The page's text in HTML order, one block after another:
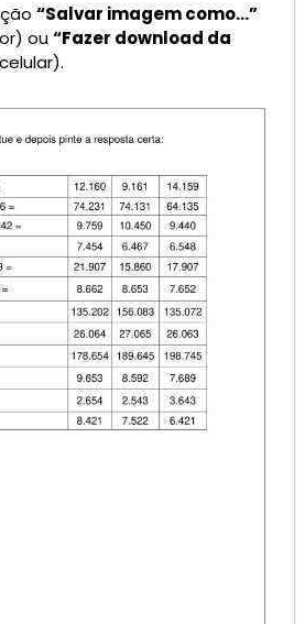
“Salvar imagem como…”
ou“Fazer download da